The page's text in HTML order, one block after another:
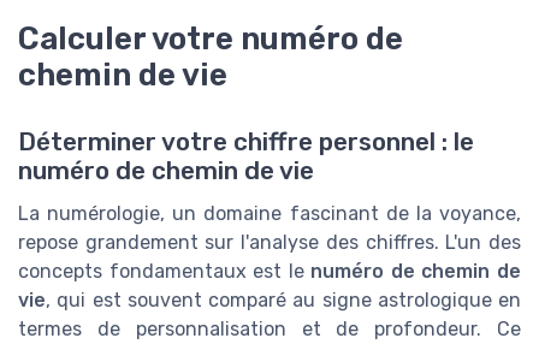
Calculer votre numéro de
chemin de vie
Déterminer votre chiffre personnel : le
numéro de chemin de vie
La numérologie, un domaine fascinant de la voyance,
repose grandement sur l'analyse des chiffres. L'un des
concepts fondamentaux est le numéro de chemin de
vie, qui est souvent comparé au signe astrologique en
termes de personnalisation et de profondeur. Ce